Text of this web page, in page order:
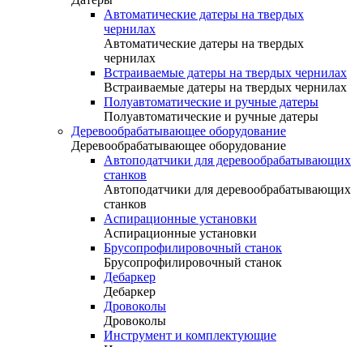
Автоматические датеры на твердых
чернилах
Автоматические датеры на твердых
чернилах
Встраиваемые датеры на твердых чернилах
Встраиваемые датеры на твердых чернилах
Полуавтоматические и ручные датеры
Полуавтоматические и ручные датеры
Деревообрабатывающее оборудование
Деревообрабатывающее оборудование
Автоподатчики для деревообрабатывающих
станков
Автоподатчики для деревообрабатывающих
станков
Аспирационные установки
Аспирационные установки
Брусопрофилировочный станок
Брусопрофилировочный станок
Дебаркер
Дебаркер
Дровоколы
Дровоколы
Инструмент и комплектующие